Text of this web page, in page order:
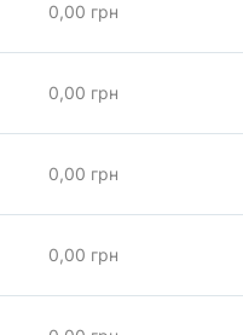
0,00 грн
0,00 грн
0,00 грн
0,00 грн